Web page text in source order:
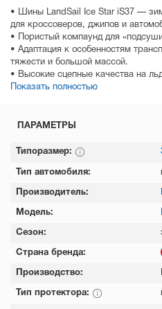
• Шины LandSail Ice Star iS37 —
для кроссоверов, джипов и
• Пористый компаунд для
• Адаптация к особенностям
тяжести и большой массой.
• Высокие сцепные качества на
Показать полностью
ПАРАМЕТРЫ
Типоразмер:
Тип автомобиля:
Производитель:
Модель:
Сезон:
Страна бренда:
Производство:
Тип протектора: